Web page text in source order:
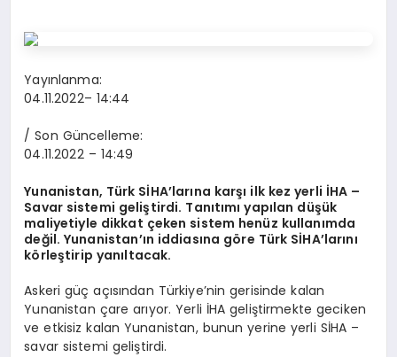
Yayınlanma:
04.11.2022– 14:44
/ Son Güncelleme:
04.11.2022– 14:49
Yunanistan, Türk SİHA’larına karşı ilk kez yerli İHA –
Savar sistemi geliştirdi. Tanıtımı yapılan düşük
maliyetiyle dikkat çeken sistem henüz kullanımda
değil. Yunanistan’ın iddiasına göre Türk SİHA’larını
körleştirip yanıltacak.
Askeri güç açısından Türkiye’nin gerisinde kalan
Yunanistan çare arıyor. Yerli İHA geliştirmekte geciken
ve etkisiz kalan Yunanistan, bunun yerine yerli SİHA –
savar sistemi geliştirdi.